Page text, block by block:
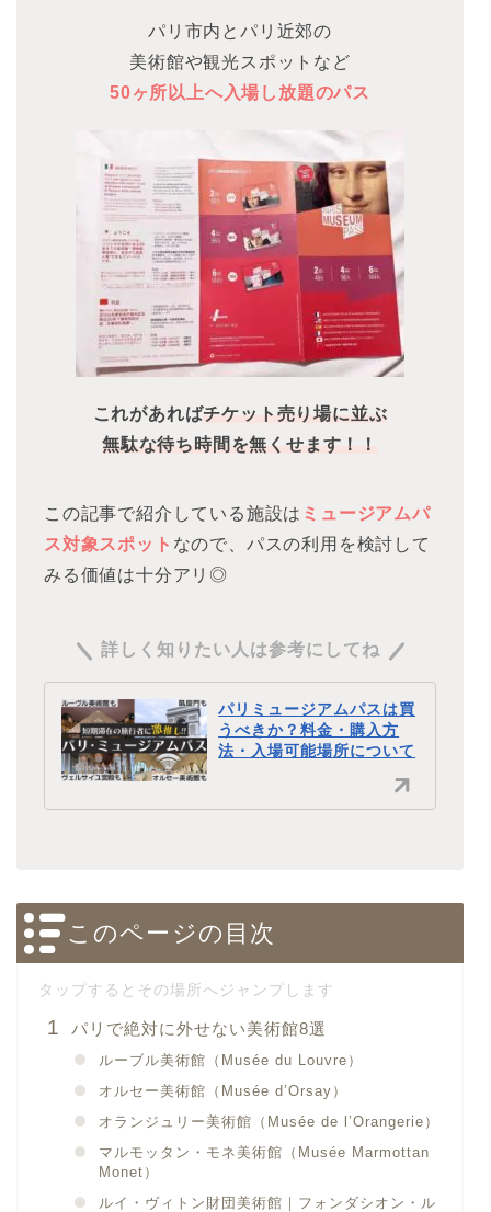
パリ市内とパリ近郊の
美術館や観光スポットなど
50ヶ所以上へ入場し放題のパス
これがあればチケット売り場に並ぶ
無駄な待ち時間を無くせます！！
この記事で紹介している施設は ミュージアムパ
ス対象スポット なので、パスの利用を検討して
みる価値は十分アリ◎
詳しく知りたい人は参考にしてね
パリミュージアムパスは買
うべきか？料金・購入方
法・入場可能場所について
このページの目次
パリで絶対に外せない美術館8選
ルーブル美術館（Musée du Louvre）
オルセー美術館（Musée d’Orsay）
オランジュリー美術館（Musée de l’Orangerie）
マルモッタン・モネ美術館（Musée Marmottan
Monet）
ルイ・ヴィトン財団美術館｜フォンダシオン・ル